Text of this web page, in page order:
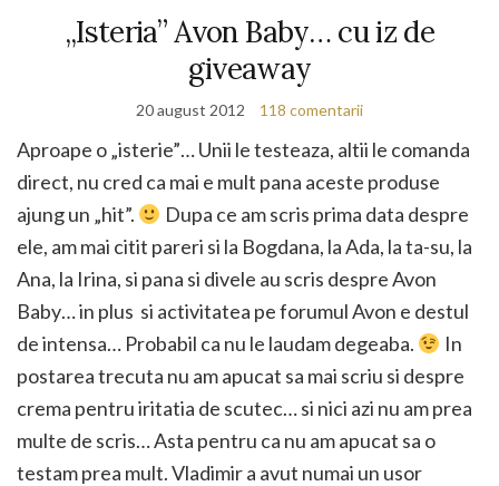
„Isteria” Avon Baby… cu iz de
giveaway
20 august 2012 118 comentarii
Aproape o „isterie”… Unii le testeaza, altii le comanda
direct, nu cred ca mai e mult pana aceste produse
ajung un „hit”.
Dupa ce am scris prima data despre
ele, am mai citit pareri si la Bogdana, la Ada, la ta-su, la
Ana, la Irina, si pana si divele au scris despre Avon
Baby… in plus si activitatea pe forumul Avon e destul
de intensa… Probabil ca nu le laudam degeaba.
In
postarea trecuta nu am apucat sa mai scriu si despre
crema pentru iritatia de scutec… si nici azi nu am prea
multe de scris… Asta pentru ca nu am apucat sa o
testam prea mult. Vladimir a avut numai un usor